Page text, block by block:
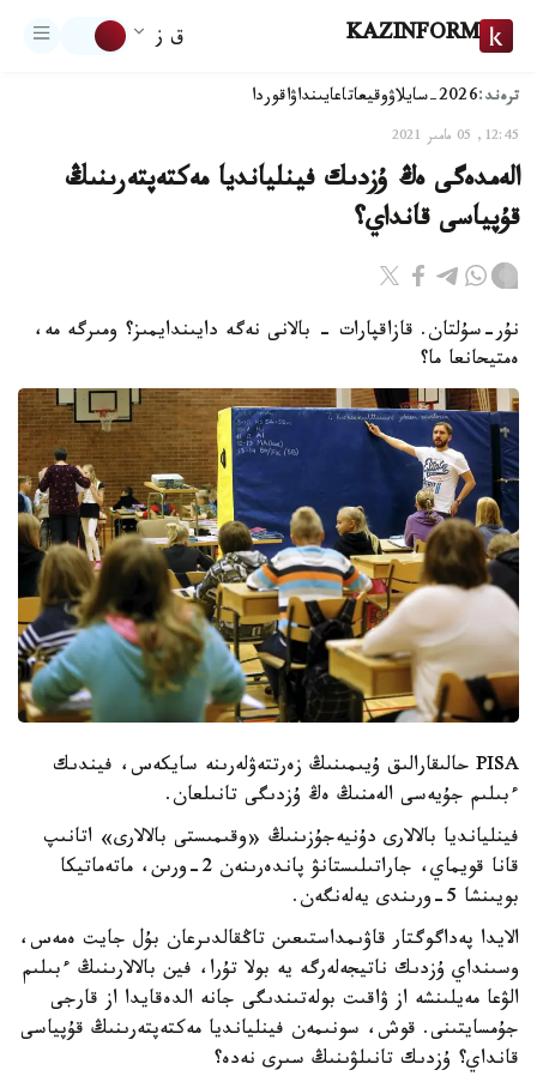
KAZINFORM ق ز
ترەند:2026-سايلاۋ وقيعاتاعايىنداۋاقوردا
12:45, 05 مامىر 2021
الەمدەگى ەڭ ۇزدىك فينليانديا مەكتەپتەرىنىڭ
قۇپياسى قانداي؟
نۇر-سۇلتان. قازاقپارات - بالانى نەگە دايىندايمىز؟ ومىرگە مە،
ەمتيحانعا ما؟
PISA حالىقارالىق ۇيىمىنىڭ زەرتتەۋلەرىنە سايكەس، فيندىك
ءبىلىم جۇيەسى الەمنىڭ ەڭ ۇزدىگى تانىلعان.
فينليانديا بالالارى دۇنيەجۇزىنىڭ «وقىمىستى بالالارى» اتانىپ
قانا قويماي، جاراتىلىستانۋ پاندەرىنەن 2-ورىن، ماتەماتيكا
بويىنشا 5-ورىندى يەلەنگەن.
الايدا پەداگوگتار قاۋىمداستىعىن تاڭقالدىرعان بۇل جايت ەمەس،
وسىنداي ۇزدىك ناتيجەلەرگە يە بولا تۇرا، فين بالالارىنىڭ ءبىلىم
الۋعا مەيلىنشە از ۋاقىت بولەتىندىگى جانە الدەقايدا از قارجى
جۇمسايتىنى. قوش، سونىمەن فينليانديا مەكتەپتەرىنىڭ قۇپياسى
قانداي؟ ۇزدىك تانىلۋىنىڭ سىرى نەدە؟